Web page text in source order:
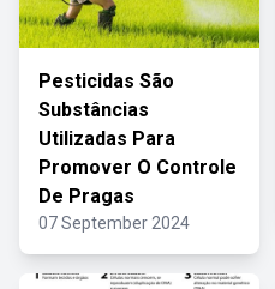
Pesticidas São
Substâncias
Utilizadas Para
Promover O Controle
De Pragas
07 September 2024